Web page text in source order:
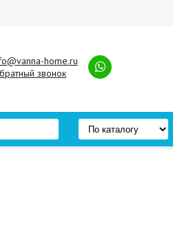
home.ru
звонок